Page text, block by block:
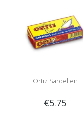
Ortiz Sardellen
€5,75